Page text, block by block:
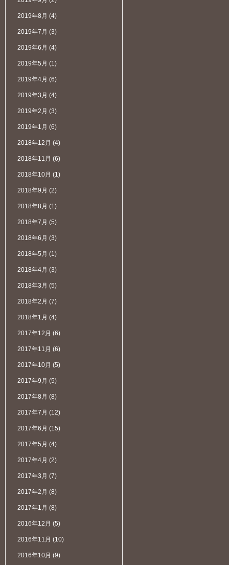
2019年8月 (4)
2019年7月 (3)
2019年6月 (4)
2019年5月 (1)
2019年4月 (6)
2019年3月 (4)
2019年2月 (3)
2019年1月 (6)
2018年12月 (4)
2018年11月 (6)
2018年10月 (1)
2018年9月 (2)
2018年8月 (1)
2018年7月 (5)
2018年6月 (3)
2018年5月 (1)
2018年4月 (3)
2018年3月 (5)
2018年2月 (7)
2018年1月 (4)
2017年12月 (6)
2017年11月 (6)
2017年10月 (5)
2017年9月 (5)
2017年8月 (8)
2017年7月 (12)
2017年6月 (15)
2017年5月 (4)
2017年4月 (2)
2017年3月 (7)
2017年2月 (8)
2017年1月 (8)
2016年12月 (5)
2016年11月 (10)
2016年10月 (9)